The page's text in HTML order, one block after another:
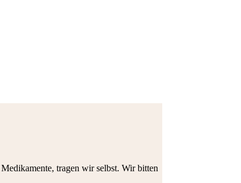
tragen wir selbst. Wir bitten